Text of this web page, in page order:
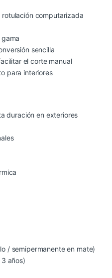
computarizada
sencilla
el corte manual
para interiores
duración en exteriores
/ semipermanente en mate)
años)